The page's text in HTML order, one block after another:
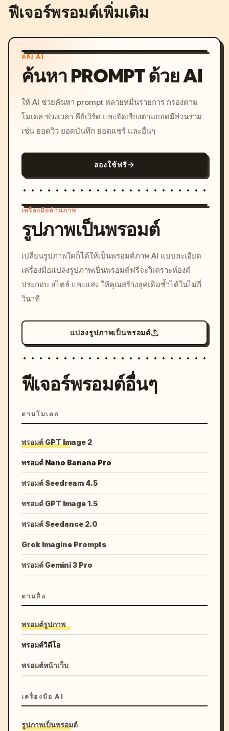
ฟีเจอร์พรอมต์เพิ่มเติม
คลัง AI
ค้นหา PROMPT ด้วย AI
ให้ AI ช่วยค้นหา prompt หลายหมื่นรายการ กรองตาม
โมเดล ช่วงเวลา คีย์เวิร์ด และจัดเรียงตามยอดมีส่วนร่วม
เช่น ยอดวิว ยอดบันทึก ยอดแชร์ และอื่นๆ
ลองใช้ฟรี
c, cyberpunk sunset, neon
colors, 8k --v 6.0
เครื่องมือด้านภาพ
รูปภาพเป็นพรอมต์
เปลี่ยนรูปภาพใดก็ได้ให้เป็นพรอมต์ภาพ AI แบบละเอียด
เครื่องมือแปลงรูปภาพเป็นพรอมต์ฟรีจะวิเคราะห์องค์
ประกอบ สไตล์ และแสง ให้คุณสร้างลุคเดิมซ้ำได้ในไม่กี่
วินาที
แปลงรูปภาพเป็นพรอมต์
ฟีเจอร์พรอมต์อื่นๆ
ตามโมเดล
พรอมต์ GPT Image 2
พรอมต์ Nano Banana Pro
พรอมต์ Seedream 4.5
พรอมต์ GPT Image 1.5
พรอมต์ Seedance 2.0
Grok Imagine Prompts
พรอมต์ Gemini 3 Pro
ตามสื่อ
พรอมต์รูปภาพ
พรอมต์วิดีโอ
พรอมต์หน้าเว็บ
เครื่องมือ AI
รูปภาพเป็นพรอมต์